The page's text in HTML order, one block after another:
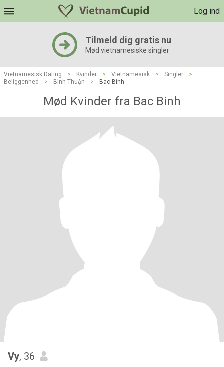
Log ind
Tilmeld dig gratis nu
Mød vietnamesiske singler
Vietnamesisk Dating > Kvinder > Vietnamesisk > Singler
>
Beliggenhed
> Bình Thuận > Bac Binh
Mød Kvinder fra Bac Binh
Vy, 36